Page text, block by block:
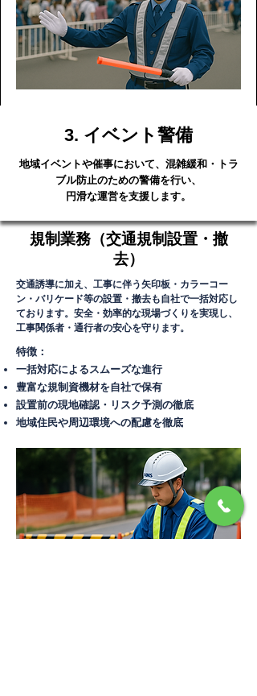
3. イベント警備
地域イベントや催事において、混雑緩和・トラ
ブル防止のための警備を行い、
円滑な運営を支援します。
規制業務（交通規制設置・撤
去）
交通誘導に加え、工事に伴う矢印板・カラーコー
ン・バリケード等の設置・撤去も自社で一括対応し
ております。安全・効率的な現場づくりを実現し、
工事関係者・通行者の安心を守ります。
特徴：
一括対応によるスムーズな進行
豊富な規制資機材を自社で保有
設置前の現地確認・リスク予測の徹底
地域住民や周辺環境への配慮を徹底